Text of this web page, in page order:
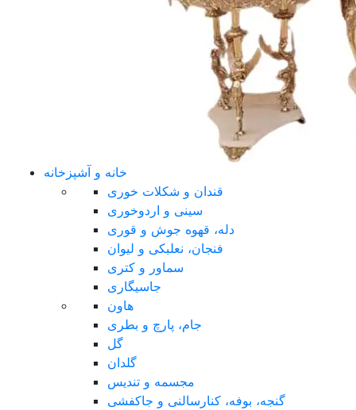
خانه و آشپزخانه
قندان و شکلات خوری
سینی و اردوخوری
دله، قهوه جوش و قوری
فنجان، نعلبکی و لیوان
سماور و کتری
جاسیگاری
هاون
جام، پارچ و بطری
گل
گلدان
مجسمه و تندیس
گنجه، بوفه، کنارسالنی و جاکفشی